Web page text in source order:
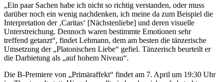
„Ein paar Sachen habe ich nicht so richtig verstanden, oder muss
darüber noch ein wenig nachdenken, ich meine da zum Beispiel die
Interpretation der ‚Caritas‘ [Nächstenliebe] und deren visuelle
Unterstreichung. Dennoch waren bestimmte Emotionen sehr
treffend getanzt“, findet Lehmann, dem am besten die tänzerische
Umsetzung der „Platonischen Liebe“ gefiel. Tänzerisch beurteilt er
die Darbietung als „auf hohem Niveau“.
Die B-Premiere von „Primäraffekt“ findet am 7. April um 19:30 Uhr